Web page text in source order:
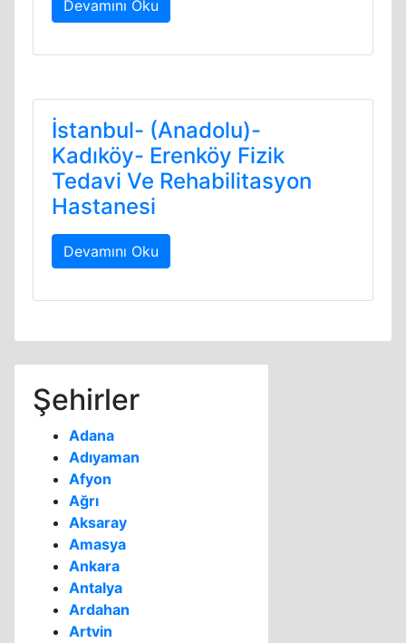
Devamını Oku
İstanbul- (Anadolu)-
Kadıköy- Erenköy Fizik
Tedavi Ve Rehabilitasyon
Hastanesi
Devamını Oku
Şehirler
Adana
Adıyaman
Afyon
Ağrı
Aksaray
Amasya
Ankara
Antalya
Ardahan
Artvin